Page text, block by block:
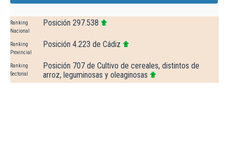
Ranking
Nacional
Posición 297.538
Ranking
Provincial
Posición 4.223 de Cádiz
Ranking
Sectorial
Posición 707 de Cultivo de cereales, distintos de
arroz, leguminosas y oleaginosas